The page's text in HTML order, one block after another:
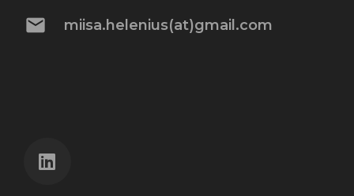
mail miisa.helenius(at)gmail.com